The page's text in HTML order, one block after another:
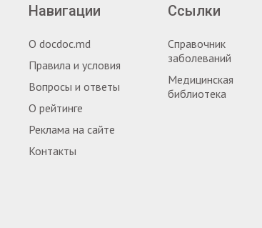
Навигации
О docdoc.md
Правила и условия
Вопросы и ответы
О рейтинге
Реклама на сайте
Контакты
Ссылки
Справочник
заболеваний
Медицинская
библиотека